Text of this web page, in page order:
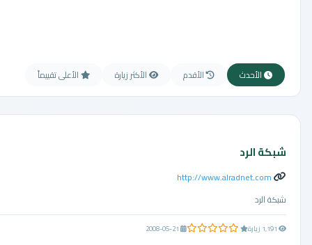
الأحدث الأقدم الأكثر زيارة الأعلى تقييماً
شبكة الرد
http://www.alradnet.com
شبكة الرد
0.0 من 5 نجوم 2008-05-21